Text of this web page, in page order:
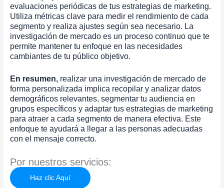
evaluaciones periódicas de tus estrategias de marketing.
Utiliza métricas clave para medir el rendimiento de cada
segmento y realiza ajustes según sea necesario. La
investigación de mercado es un proceso continuo que te
permite mantener tu enfoque en las necesidades
cambiantes de tu público objetivo.
En resumen,realizar una investigación de mercado de
forma personalizada implica recopilar y analizar datos
demográficos relevantes, segmentar tu audiencia en
grupos específicos y adaptar tus estrategias de marketing
para atraer a cada segmento de manera efectiva. Este
enfoque te ayudará a llegar a las personas adecuadas
con el mensaje correcto.
Por nuestros servicios:
Haz clic Aquí